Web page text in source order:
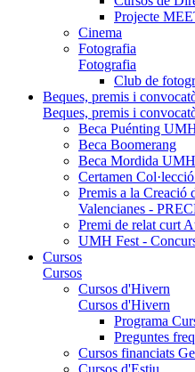
Projecte
Cinema
Fotografia
Fotografia
Club de
Beques, premis i
Beques, premis i
Beca Puénting
Beca Boomerang
Beca Mordida UMH
Certamen
Premis a la Creació
Valencianes -
Premi de relat curt
UMH Fest -
Cursos
Cursos
Cursos d'Hivern
Cursos d'Hivern
Programa
Preguntes
Cursos financiats
Cursos d'Estiu